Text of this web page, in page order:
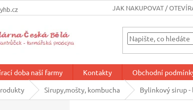
JAK NAKUPOVAT /
doba naší farmy Kontakty Obchodní
Sirupy,mošty, kombucha Bylinkový sirup -